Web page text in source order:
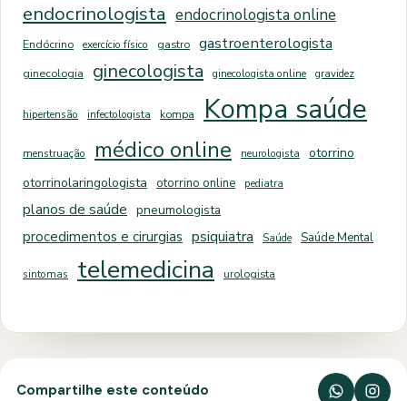
endocrinologista endocrinologista online
Endócrino exercício físico gastro gastroenterologista
ginecologia ginecologista ginecologista online gravidez
hipertensão infectologista kompa Kompa saúde
menstruação médico online neurologista
otorrino
otorrinolaringologista
otorrino online pediatra
planos de saúde pneumologista
procedimentos e cirurgias psiquiatra Saúde Saúde Mental
sintomas telemedicina urologista
Compartilhe este conteúdo